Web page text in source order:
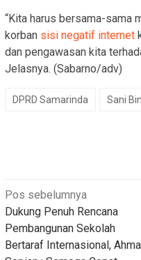
“Kita harus bersama-sama
korban sisi negatif internet
dan pengawasan kita
Jelasnya. (Sabarno/adv)
DPRD Samarinda Sani
Navigasi
pos
Pos sebelumnya
Dukung Penuh Rencana
Pembangunan Sekolah
Bertaraf Internasional,